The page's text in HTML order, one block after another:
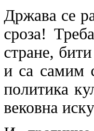
Држава се
сроза!
стране,
и са самим
политика
вековна